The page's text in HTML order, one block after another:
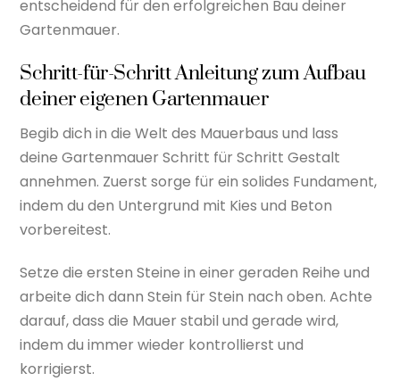
entscheidend für den erfolgreichen Bau deiner
Gartenmauer.
Schritt-für-Schritt Anleitung zum Aufbau
deiner eigenen Gartenmauer
Begib dich in die Welt des Mauerbaus und lass
deine Gartenmauer Schritt für Schritt Gestalt
annehmen. Zuerst sorge für ein solides Fundament,
indem du den Untergrund mit Kies und Beton
vorbereitest.
Setze die ersten Steine in einer geraden Reihe und
arbeite dich dann Stein für Stein nach oben. Achte
darauf, dass die Mauer stabil und gerade wird,
indem du immer wieder kontrollierst und
korrigierst.